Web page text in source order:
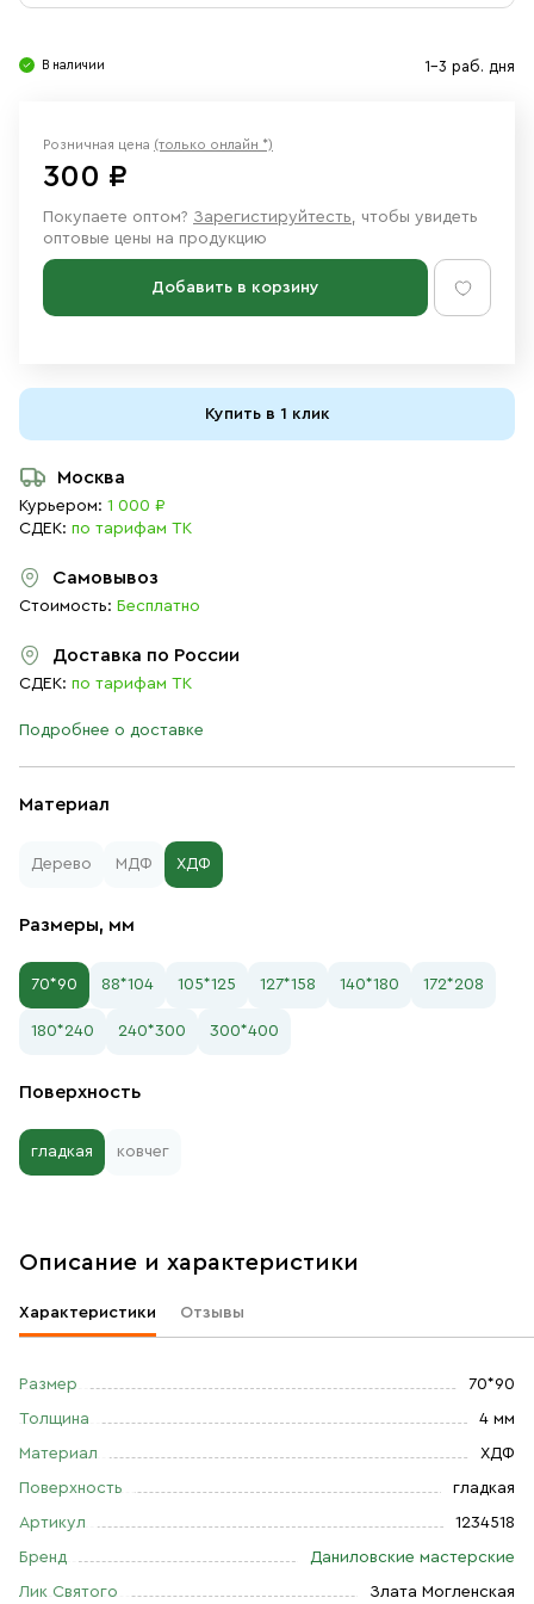
Свечи
Ювелирные изделия
В наличии 1-3 раб. дня
Материал
Дерево МДФ ХДФ
Размеры, мм
70*90 88*104 105*125 127*158 140*180 172*208
180*240 240*300 300*400
Поверхность
гладкая ковчег
Розничная цена (только онлайн *)
300 ₽
Покупаете оптом? Зарегистируйтесть, чтобы увидеть
оптовые цены на продукцию
Добавить в корзину
Купить в 1 клик
Москва
Курьером: 1 000 ₽
СДЕК: по тарифам ТК
Самовывоз
Стоимость: Бесплатно
Доставка по России
СДЕК: по тарифам ТК
Подробнее о доставке
Описание и характеристики
Характеристики Отзывы
Размер 70*90
Толщина 4 мм
Материал ХДФ
Поверхность гладкая
Артикул 1234518
Бренд Даниловские мастерские
Лик Святого Злата Могленская